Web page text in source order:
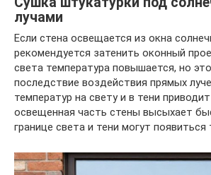
лучами
Если стена освещается из окна
рекомендуется затенить оконный
света температура повышается, но
последствие воздействия прямых
температур на свету и в тени
освещенная часть стены высыхает
границе света и тени могут